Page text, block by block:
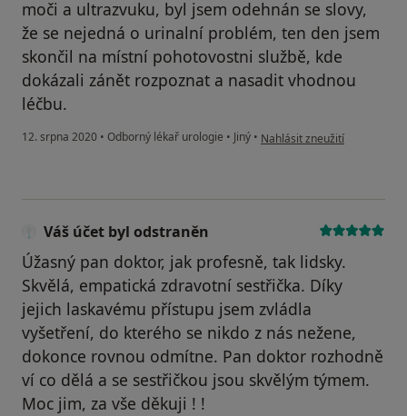
moči a ultrazvuku, byl jsem odehnán se slovy,
že se nejedná o urinalní problém, ten den jsem
skončil na místní pohotovostni službě, kde
dokázali zánět rozpoznat a nasadit vhodnou
léčbu.
12. srpna 2020 • Odborný lékař urologie • Jiný • podle názoru uživatele Váš
Nahlásit zneužití
Váš účet byl odstraněn
Úžasný pan doktor, jak profesně, tak lidsky.
Skvělá, empatická zdravotní sestřička. Díky
jejich laskavému přístupu jsem zvládla
vyšetření, do kterého se nikdo z nás nežene,
dokonce rovnou odmítne. Pan doktor rozhodně
ví co dělá a se sestřičkou jsou skvělým týmem.
Moc jim, za vše děkuji ! !